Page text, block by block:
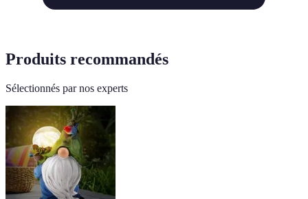
Produits recommandés
Sélectionnés par nos experts